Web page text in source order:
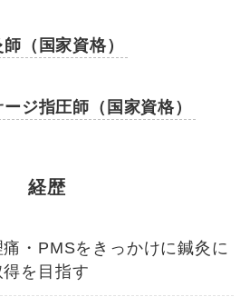
（国家資格）
ジ指圧師（国家資格）
経歴
・PMSをきっかけに鍼灸に
を目指す